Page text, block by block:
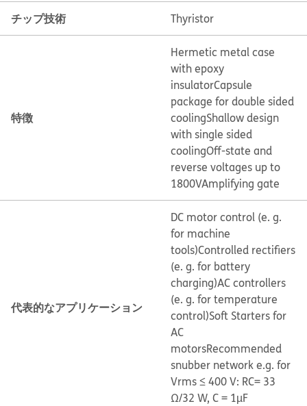
チップ技術 Thyristor
特徴
Hermetic metal case
with epoxy
insulatorCapsule
package for double sided
coolingShallow design
with single sided
coolingOff-state and
reverse voltages up to
1800VAmplifying gate
代表的なアプリケーション
DC motor control (e. g.
for machine
tools)Controlled rectifiers
(e. g. for battery
charging)AC controllers
(e. g. for temperature
control)Soft Starters for
AC
motorsRecommended
snubber network e.g. for
Vrms ≤ 400 V: RC= 33
Ω/32 W, C = 1µF